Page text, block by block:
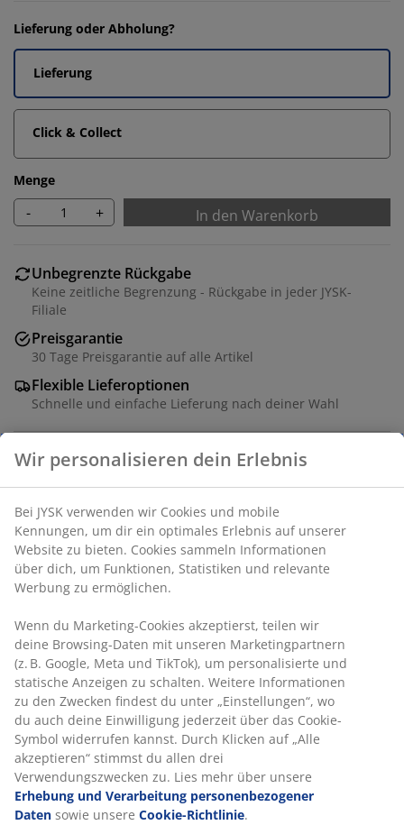
Lieferung oder Abholung?
Lieferung
Click & Collect
Menge
- + In den Warenkorb
Unbegrenzte Rückgabe
Keine zeitliche Begrenzung - Rückgabe in jeder JYSK-
Filiale
Preisgarantie
30 Tage Preisgarantie auf alle Artikel
Flexible Lieferoptionen
Schnelle und einfache Lieferung nach deiner Wahl
Artikelnummer: 5808400
Produkteigenschaften
Bewertungen
(7)
Lieferung
Wir personalisieren dein Erlebnis
Bei JYSK verwenden wir Cookies und mobile
Kennungen, um dir ein optimales Erlebnis auf unserer
Website zu bieten. Cookies sammeln Informationen
über dich, um Funktionen, Statistiken und relevante
Werbung zu ermöglichen.
Wenn du Marketing-Cookies akzeptierst, teilen wir
deine Browsing-Daten mit unseren Marketingpartnern
(z. B. Google, Meta und TikTok), um personalisierte und
statische Anzeigen zu schalten. Weitere Informationen
zu den Zwecken findest du unter „Einstellungen“, wo
du auch deine Einwilligung jederzeit über das Cookie-
Symbol widerrufen kannst. Durch Klicken auf „Alle
akzeptieren“ stimmst du allen drei
Verwendungszwecken zu. Lies mehr über unsere
Erhebung und Verarbeitung personenbezogener
Daten sowie unsere Cookie-Richtlinie.